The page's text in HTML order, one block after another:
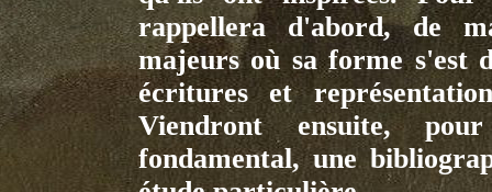
rappellera d'abord, de
majeurs où sa forme s'est
écritures et
Viendront ensuite,
fondamental, une